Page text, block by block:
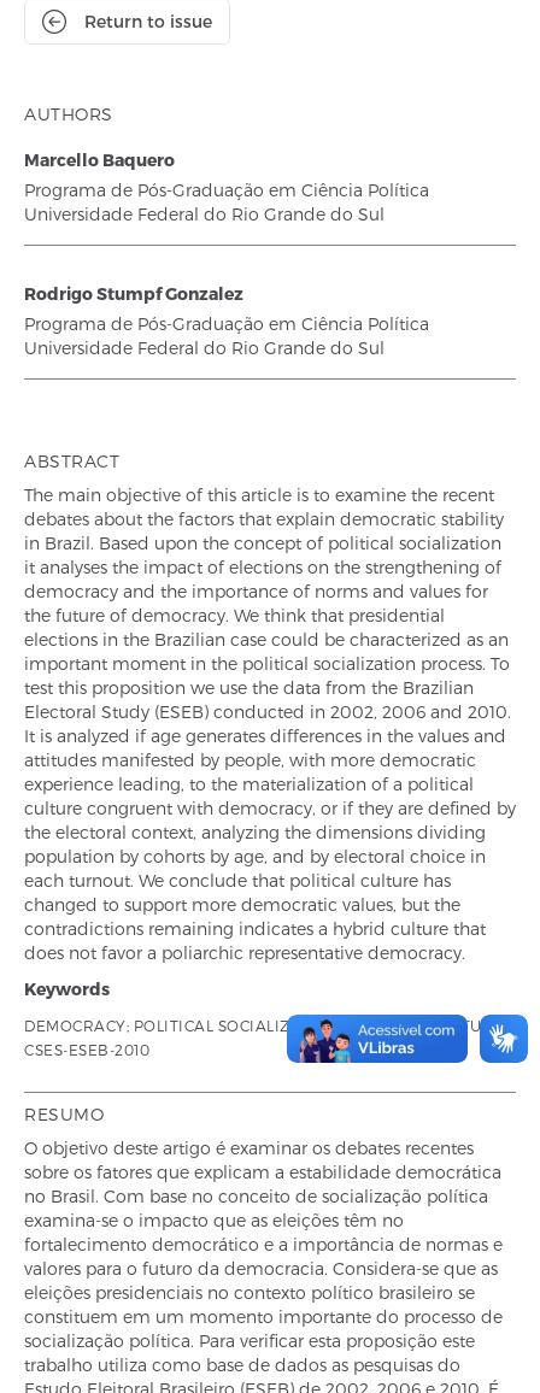
Return to issue
AUTHORS
Marcello Baquero
Programa de Pós-Graduação em Ciência Política
Universidade Federal do Rio Grande do Sul
Rodrigo Stumpf Gonzalez
Programa de Pós-Graduação em Ciência Política
Universidade Federal do Rio Grande do Sul
ABSTRACT
The main objective of this article is to examine the recent
debates about the factors that explain democratic stability
in Brazil. Based upon the concept of political socialization
it analyses the impact of elections on the strengthening of
democracy and the importance of norms and values for
the future of democracy. We think that presidential
elections in the Brazilian case could be characterized as an
important moment in the political socialization process. To
test this proposition we use the data from the Brazilian
Electoral Study (ESEB) conducted in 2002, 2006 and 2010.
It is analyzed if age generates differences in the values and
attitudes manifested by people, with more democratic
experience leading, to the materialization of a political
culture congruent with democracy, or if they are defined by
the electoral context, analyzing the dimensions dividing
population by cohorts by age, and by electoral choice in
each turnout. We conclude that political culture has
changed to support more democratic values, but the
contradictions remaining indicates a hybrid culture that
does not favor a poliarchic representative democracy.
Keywords
DEMOCRACY; POLITICAL SOCIALIZATION; POLITICAL CULTURE;
CSES-ESEB-2010
RESUMO
O objetivo deste artigo é examinar os debates recentes
sobre os fatores que explicam a estabilidade democrática
no Brasil. Com base no conceito de socialização política
examina-se o impacto que as eleições têm no
fortalecimento democrático e a importância de normas e
valores para o futuro da democracia. Considera-se que as
eleições presidenciais no contexto político brasileiro se
constituem em um momento importante do processo de
socialização política. Para verificar esta proposição este
trabalho utiliza como base de dados as pesquisas do
Estudo Eleitoral Brasileiro (ESEB) de 2002, 2006 e 2010. É